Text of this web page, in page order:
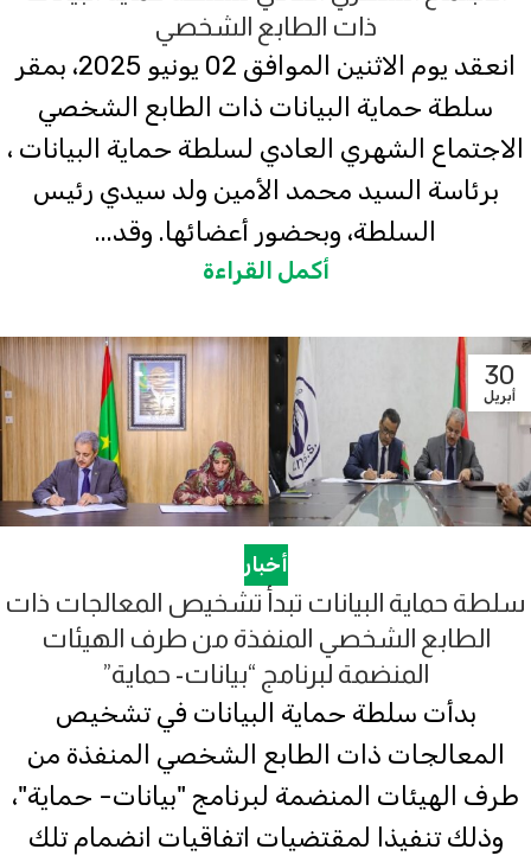
ذات الطابع الشخصي
انعقد يوم الاثنين الموافق 02 يونيو 2025، بمقر
سلطة حماية البيانات ذات الطابع الشخصي
الاجتماع الشهري العادي لسلطة حماية البيانات ،
برئاسة السيد محمد الأمين ولد سيدي رئيس
السلطة، وبحضور أعضائها. وقد...
أكمل القراءة
30
أبريل
أخبار
سلطة حماية البيانات تبدأ تشخيص المعالجات ذات
الطابع الشخصي المنفذة من طرف الهيئات
المنضمة لبرنامج “بيانات- حماية”
بدأت سلطة حماية البيانات في تشخيص
المعالجات ذات الطابع الشخصي المنفذة من
طرف الهيئات المنضمة لبرنامج "بيانات- حماية"،
وذلك تنفيذا لمقتضيات اتفاقيات انضمام تلك